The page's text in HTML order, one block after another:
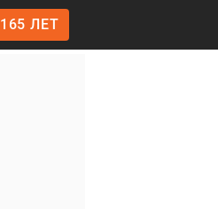
165 ЛЕТ